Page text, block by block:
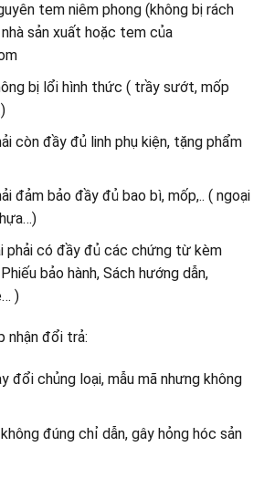
tem niêm phong (không bị rách
sản xuất hoặc tem của
bị lổi hình thức ( trầy sướt, mốp
còn đầy đủ linh phụ kiện, tặng phẩm
đảm bảo đầy đủ bao bì, mốp,.. ( ngoại
phải có đầy đủ các chứng từ kèm
bảo hành, Sách hướng dẫn,
)
nhận đổi trả:
đổi chủng loại, mẫu mã nhưng không
đúng chỉ dẫn, gây hỏng hóc sản